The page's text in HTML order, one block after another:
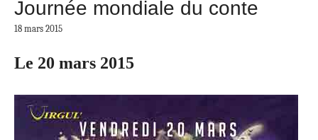
Journée mondiale du conte
18 mars 2015
Le 20 mars 2015